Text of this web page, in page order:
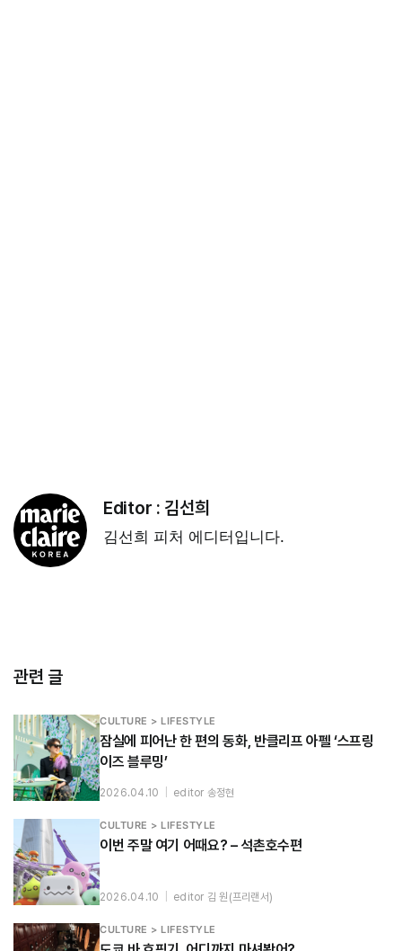
Editor : 김선희
김선희 피처 에디터입니다.
관련 글
CULTURE > LIFESTYLE
잠실에 피어난 한 편의 동화, 반클리프 아펠 ‘스프링
이즈 블루밍’
2026.04.10 editor 송정현
CULTURE > LIFESTYLE
이번 주말 여기 어때요? – 석촌호수편
2026.04.10 editor 김 원(프리랜서)
CULTURE > LIFESTYLE